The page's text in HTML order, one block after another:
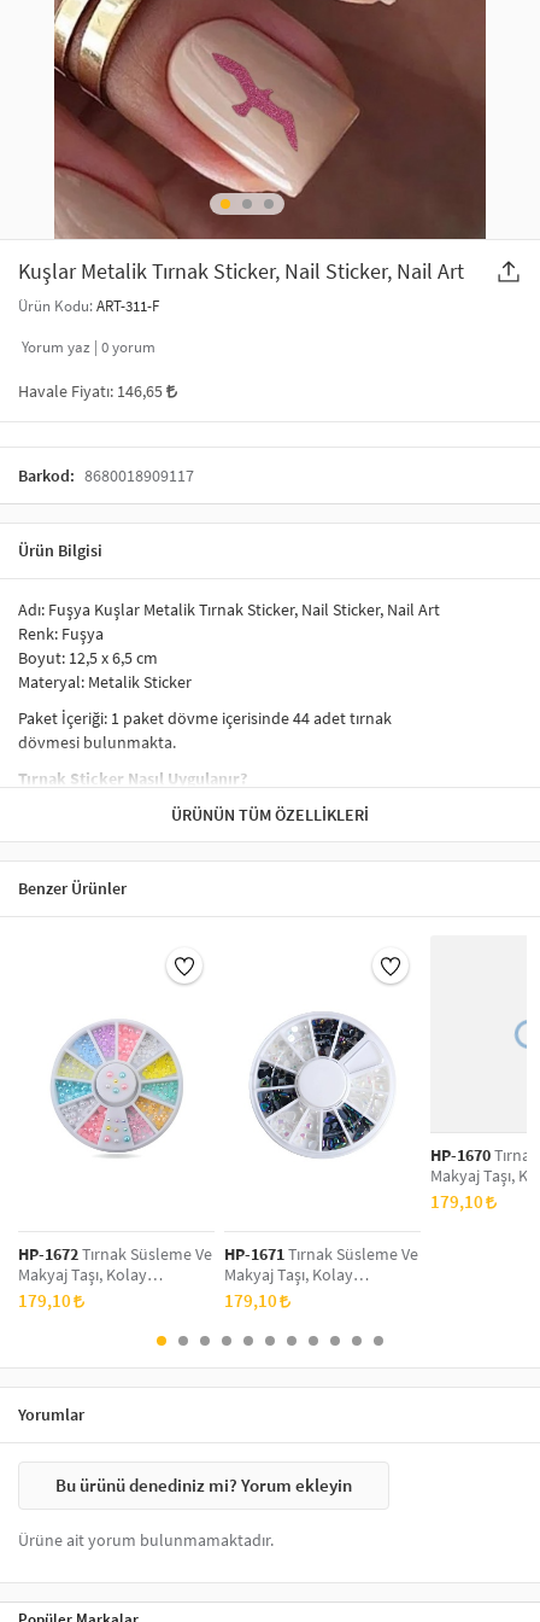
SAÇ AKSESUARLARI
GELİN / DÜĞÜN AKSESUARLARI
TELEFON ASKISI
MAKYAJ ÇANTASI
ŞAL VE FULAR
PARTİ SÜSLERİ
YILBAŞI ÜRÜNLERİ
KULLAN AT TABAK BARDAK SETİ
Kuşlar Metalik Tırnak Sticker, Nail Sticker, Nail Art
Ürün Kodu:ART-311-F
Yorum yaz | 0yorum
Havale Fiyatı: 146,65
Barkod: 8680018909117
Ürün Bilgisi
Adı: Fuşya Kuşlar Metalik Tırnak Sticker, Nail Sticker, Nail Art
Renk: Fuşya
Boyut: 12,5 x 6,5 cm
Materyal: Metalik Sticker
Paket İçeriği: 1 paket dövme içerisinde 44 adet tırnak
dövmesi bulunmakta.
Tırnak Sticker Nasıl Uygulanır?
Tırnak sticker uygulamasının aşamalarışu şekilde sıralanabilir:
Tırnağın yağsız ve kuru olduğundan emin olunur.
Tırnaklar uzunsa kesilir ve törpülenir. Bu işlem sırasında
tırnakların çok fazla kısaltılmaması tercih edilebilir.
süsünün dikkat çekmesi tercih ediliyorsa koyu renk oje
Oje kuruduktan sonra tırnak süsü (sticker) yüzeyden cımbız ve
benzeri yardımıyla yavaşça çıkartılıp, tırnakta istenen noktaya
konur.
Sticker üzerine şeffaf
ince bir kat olacak şekilde sürülür ve
kuruması beklenir. Bu şekilde tırnaklar parlar ve tırnak
süslerinin daha uzun kullanımı sağlanır.
ÜRÜNÜN TÜM ÖZELLIKLERI
Benzer Ürünler
HP-1672Tırnak Süsleme Ve
Makyaj Taşı, Kolay
Uygulanabilir, Nail Art
Tırnak Süsleme Ve Makyaj
179,10
HP-1671Tırnak Süsleme Ve
Makyaj Taşı, Kolay
Uygulanabilir, Nail Art
Tırnak Süsleme Ve Makyaj
Taş Set
179,10
HP-1670
Makyaj Taşı,
Uygulanabilir,
Tırnak
179,10
Yorumlar
Bu ürünü denediniz mi? Yorum ekleyin
Ürüne ait yorum bulunmamaktadır.